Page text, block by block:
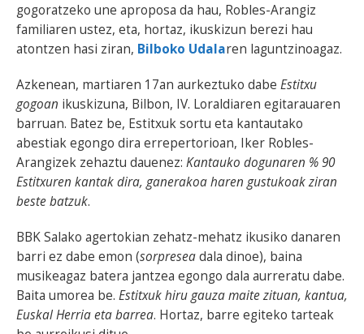
gogoratzeko une aproposa da hau, Robles-Arangiz
familiaren ustez, eta, hortaz, ikuskizun berezi hau
atontzen hasi ziran, Bilboko Udalaren laguntzinoagaz.
Azkenean, martiaren 17an aurkeztuko dabe Estitxu
gogoan ikuskizuna, Bilbon, IV. Loraldiaren egitarauaren
barruan. Batez be, Estitxuk sortu eta kantautako
abestiak egongo dira errepertorioan, Iker Robles-
Arangizek zehaztu dauenez: Kantauko dogunaren % 90
Estitxuren kantak dira, ganerakoa haren gustukoak ziran
beste batzuk.
BBK Salako agertokian zehatz-mehatz ikusiko danaren
barri ez dabe emon (sorpreseadala dinoe), baina
musikeagaz batera jantzea egongo dala aurreratu dabe.
Baita umorea be. Estitxuk hiru gauza maite zituan, kantua,
Euskal Herria eta barrea. Hortaz, barre egiteko tarteak